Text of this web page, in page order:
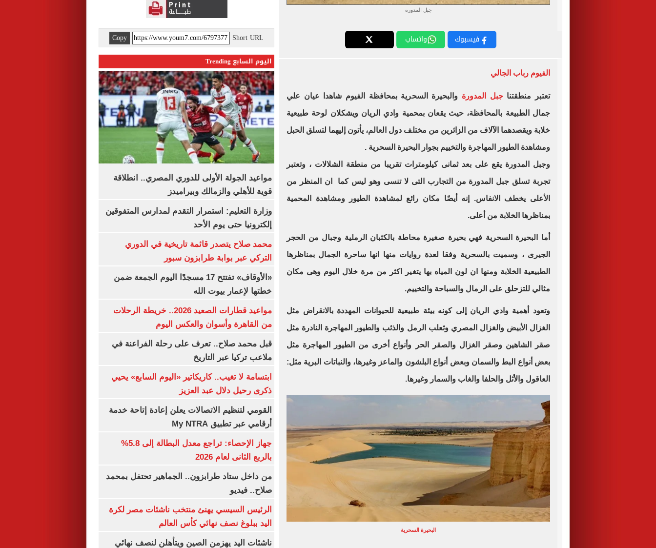
جبل المدورة
فيسبوك واتساب
الفيوم رباب الجالي
تعتبر منطقتناجبل المدورة والبحيرة السحرية بمحافظة الفيوم شاهدا عيان علي
جمال الطبيعة بالمحافظة، حيث يقعان بمحمية وادي الريان ويشكلان لوحة طبيعية
خلابة ويقصدهما الآلاف من الزائرين من مختلف دول العالم، يأتون إليهما لتسلق الحبل
ومشاهدة الطيور المهاجرة والتخييم بجوار البحيرة السحرية .
وجبل المدورة يقع على بعد ثمانى كيلومترات تقريبا من منطقة الشلالات ، وتعتبر
تجربة تسلق جبل المدورة من التجارب التى لا تنسى وهو ليس كما ان المنظر من
الأعلى يخطف الانفاس. إنه أيضًا مكان رائع لمشاهدة الطيور ومشاهدة المحمية
بمناظرها الخلابة من أعلى.
أما البحيرة السحرية فهي بحيرة صغيرة محاطة بالكثبان الرملية وجبال من الحجر
الجيرى ، وسميت بالسحرية وفقا لعدة روايات منها انها ساحرة الجمال بمناظرها
الطبيعية الخلابة ومنها ان لون المياه بها يتغير اكثر من مرة خلال اليوم وهى مكان
مثالي للتزحلق على الرمال والسباحة والتخييم.
وتعود أهمية وادي الريان إلى كونه بيئة طبيعية للحيوانات المهددة بالانقراض مثل
الغزال الأبيض والغزال المصري وثعلب الرمل والذئب والطيور المهاجرة النادرة مثل
صقر الشاهين وصقر الغزال والصقر الحر وأنواع أخرى من الطيور المهاجرة مثل
بعض أنواع البط والسمان وبعض أنواع البلشون والماعز وغيرها، والنباتات البرية مثل:
العاقول والأثل والحلفا والغاب والسمار وغيرها.
البحيرة السحرية
Short URL
Copy
اليوم السابع Trending
مواعيد الجولة الأولى للدوري المصري.. انطلاقة
قوية للأهلي والزمالك وبيراميدز
وزارة التعليم: استمرار التقدم لمدارس المتفوقين
إلكترونيا حتى يوم الأحد
محمد صلاح يتصدر قائمة تاريخية في الدوري
التركي عبر بوابة طرابزون سبور
«الأوقاف» تفتتح 17 مسجدًا اليوم الجمعة ضمن
خطتها لإعمار بيوت الله
مواعيد قطارات الصعيد 2026.. خريطة الرحلات
من القاهرة وأسوان والعكس اليوم
قبل محمد صلاح.. تعرف على رحلة الفراعنة في
ملاعب تركيا عبر التاريخ
ابتسامة لا تغيب.. كاريكاتير «اليوم السابع» يحيي
ذكرى رحيل دلال عبد العزيز
القومي لتنظيم الاتصالات يعلن إعادة إتاحة خدمة
أرقامي عبر تطبيق My NTRA
جهاز الإحصاء: تراجع معدل البطالة إلى 5.8%
بالربع الثانى لعام 2026
من داخل ستاد طرابزون.. الجماهير تحتفل بمحمد
صلاح.. فيديو
الرئيس السيسي يهنئ منتخب ناشئات مصر لكرة
اليد ببلوغ نصف نهائي كأس العالم
ناشئات اليد يهزمن الصين ويتأهلن لنصف نهائي